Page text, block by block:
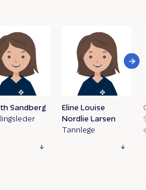
Sandberg
Eline Louise
Nordlie Larsen
Tannlege